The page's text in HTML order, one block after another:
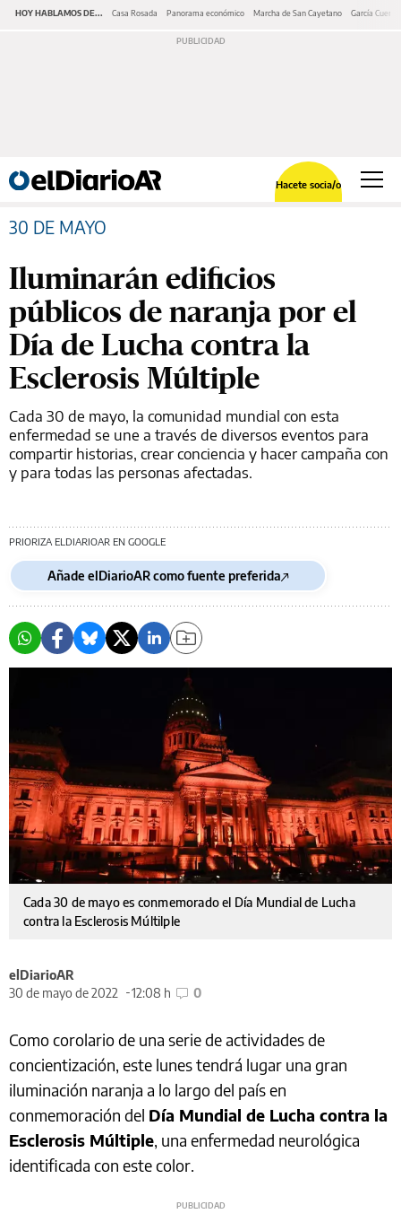
HOY HABLAMOS DE... Casa Rosada Panorama económico Marcha de San Cayetano García Cuerva
Hacete socia/o
30 DE MAYO
Iluminarán edificios
públicos de naranja por el
Día de Lucha contra la
Esclerosis Múltiple
Cada 30 de mayo, la comunidad mundial con esta
enfermedad se une a través de diversos eventos para
compartir historias, crear conciencia y hacer campaña con
y para todas las personas afectadas.
PRIORIZA ELDIARIOAR EN GOOGLE
Añade elDiarioAR como fuente preferida
Cada 30 de mayo es conmemorado el Día Mundial de Lucha
contra la Esclerosis Múltilple
elDiarioAR
30 de mayo de 2022
12:08 h 0
Como corolario de una serie de actividades de
concientización, este lunes tendrá lugar una gran
iluminación naranja a lo largo del país en
conmemoración del Día Mundial de Lucha contra la
Esclerosis Múltiple, una enfermedad neurológica
identificada con este color.